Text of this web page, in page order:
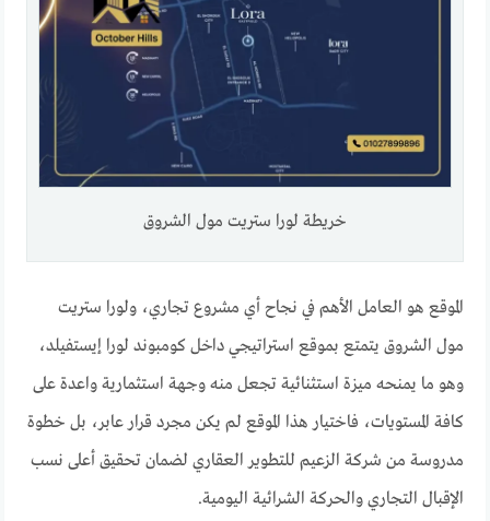
خريطة لورا ستريت مول الشروق
الموقع هو العامل الأهم في نجاح أي مشروع تجاري، ولورا ستريت
مول الشروق يتمتع بموقع استراتيجي داخل كومبوند لورا إيستفيلد،
وهو ما يمنحه ميزة استثنائية تجعل منه وجهة استثمارية واعدة على
كافة المستويات، فاختيار هذا الموقع لم يكن مجرد قرار عابر، بل خطوة
مدروسة من شركة الزعيم للتطوير العقاري لضمان تحقيق أعلى نسب
الإقبال التجاري والحركة الشرائية اليومية.